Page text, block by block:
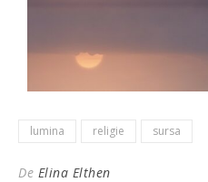
lumina religie sursa
De Elina Elthen